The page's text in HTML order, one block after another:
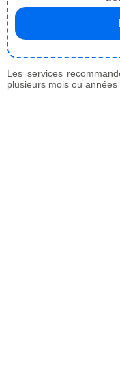
Les services
plusieurs mois ou